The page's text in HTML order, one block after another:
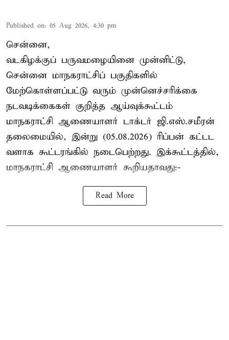
Published on: 05 Aug 2026, 4:30 pm
சென்னை,
வடகிழக்குப் பருவமழையினை முன்னிட்டு,
சென்னை மாநகராட்சிப் பகுதிகளில்
மேற்கொள்ளப்பட்டு வரும் முன்னெச்சரிக்கை
நடவடிக்கைகள் குறித்த ஆய்வுக்கூட்டம்
மாநகராட்சி ஆணையாளர் டாக்டர் ஜி.எஸ்.சமீரன்
தலைமையில், இன்று (05.08.2026) ரிப்பன் கட்டட
வளாக கூட்டரங்கில் நடைபெற்றது. இக்கூட்டத்தில்,
மாநகராட்சி ஆணையாளர் கூறியதாவது:-
Read More